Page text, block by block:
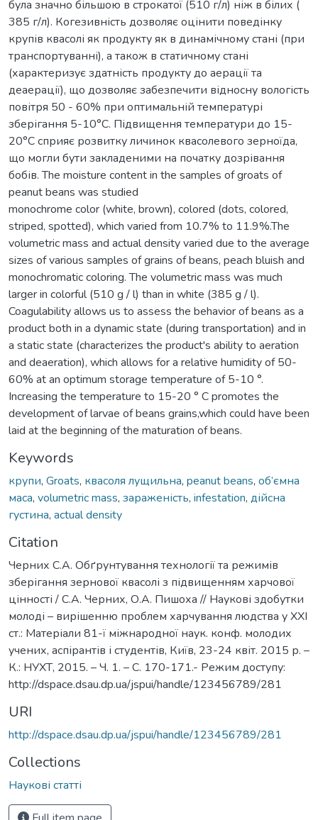
була значно більшою в строкатої (510 г/л) ніж в білих (
385 г/л). Когезивність дозволяє оцінити поведінку
крупів квасолі як продукту як в динамічному стані (при
транспортуванні), а також в статичному стані
(характеризує здатність продукту до аерації та
деаерації), що дозволяє забезпечити відносну вологість
повітря 50 - 60% при оптимальній температурі
зберігання 5-10°С. Підвищення температури до 15-
20°С сприяє розвитку личинок квасолевого зерноїда,
що могли бути закладеними на початку дозрівання
бобів. The moisture content in the samples of groats of
peanut beans was studied
monochrome color (white, brown), colored (dots, colored,
striped, spotted), which varied from 10.7% to 11.9%.The
volumetric mass and actual density varied due to the average
sizes of various samples of grains of beans, peach bluish and
monochromatic coloring. The volumetric mass was much
larger in colorful (510 g / l) than in white (385 g / l).
Coagulability allows us to assess the behavior of beans as a
product both in a dynamic state (during transportation) and in
a static state (characterizes the product's ability to aeration
and deaeration), which allows for a relative humidity of 50-
60% at an optimum storage temperature of 5-10 °.
Increasing the temperature to 15-20 ° C promotes the
development of larvae of beans grains,which could have been
laid at the beginning of the maturation of beans.
Keywords
крупи, Groats, квасоля лущильна, peanut beans, об’ємна
маса, volumetric mass, зараженість, infestation, дійсна
густина, actual density
Citation
Черних С.А. Обґрунтування технології та режимів
зберігання зернової квасолі з підвищенням харчової
цінності / С.А. Черних, О.А. Пишоха // Наукові здобутки
молоді – вирішенню проблем харчування людства у ХХІ
ст.: Матеріали 81-ї міжнародної наук. конф. молодих
учених, аспірантів і студентів, Київ, 23-24 квіт. 2015 р. –
К.: НУХТ, 2015. – Ч. 1. – С. 170-171.- Режим доступу:
http://dspace.dsau.dp.ua/jspui/handle/123456789/281
URI
http://dspace.dsau.dp.ua/jspui/handle/123456789/281
Collections
Наукові статті